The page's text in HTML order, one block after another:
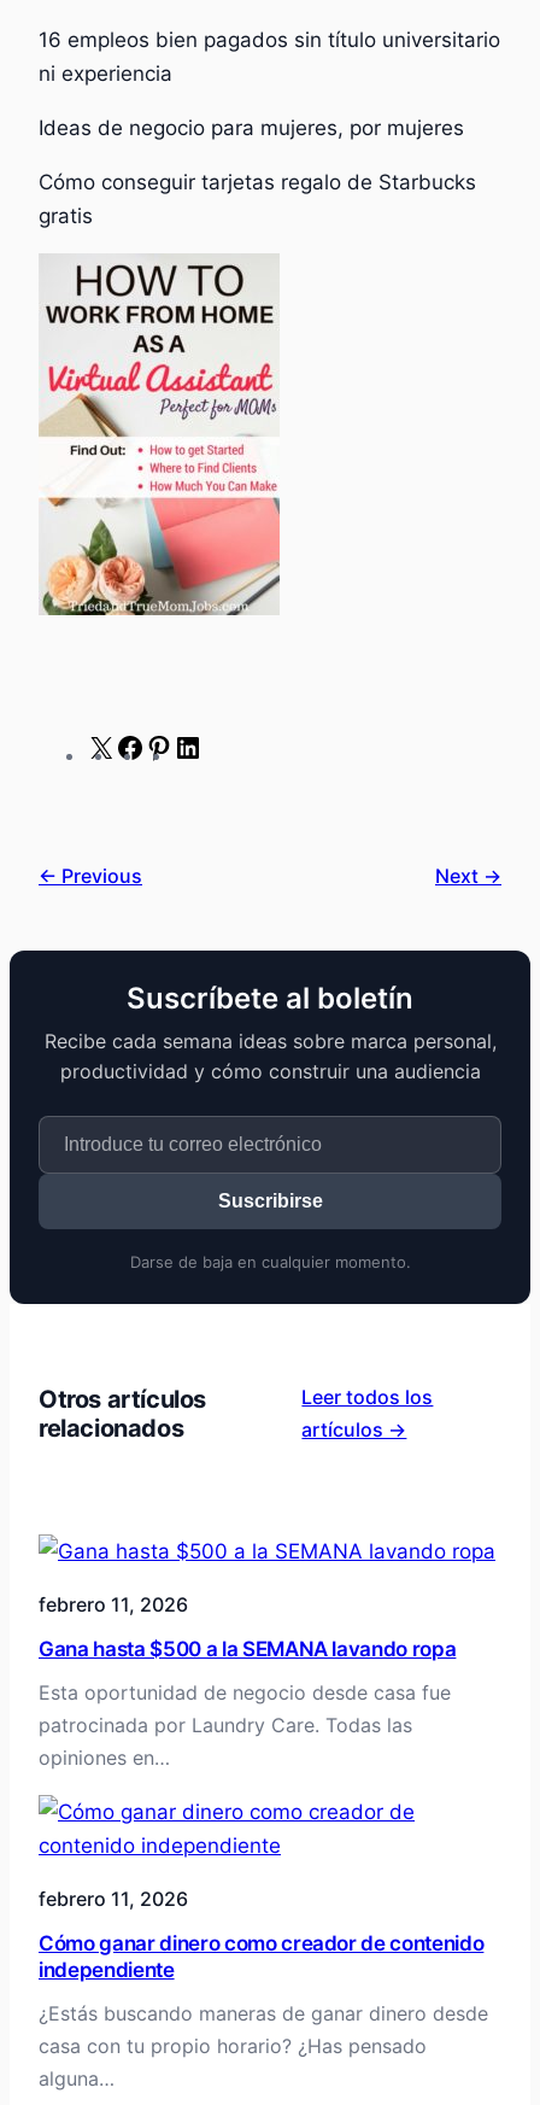
16 empleos bien pagados sin título universitario
ni experiencia
Ideas de negocio para mujeres, por mujeres
Cómo conseguir tarjetas regalo de Starbucks
gratis
X Facebook
Pinterest
← Previous Next →
Suscríbete al boletín
Recibe cada semana ideas sobre marca personal,
productividad y cómo construir una audiencia
Suscribirse
Darse de baja en cualquier momento.
Otros artículos
relacionados
Leer todos los
artículos →
febrero 11, 2026
Gana hasta $500 a la SEMANA lavando ropa
Esta oportunidad de negocio desde casa fue
patrocinada por Laundry Care. Todas las
opiniones en…
febrero 11, 2026
Cómo ganar dinero como creador de contenido
independiente
¿Estás buscando maneras de ganar dinero desde
casa con tu propio horario? ¿Has pensado
alguna…